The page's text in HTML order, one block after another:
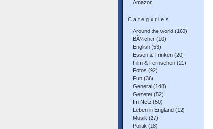
Amazon
Categories
Around the world (160)
BÃ¼cher (10)
English (53)
Essen & Trinken (20)
Film & Fernsehen (21)
Fotos (92)
Fun (36)
General (148)
Gezeter (52)
Im Netz (50)
Leben in England (12)
Musik (27)
Politik (18)